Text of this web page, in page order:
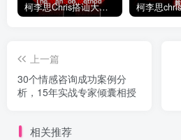
柯李思Chris搭讪大师“曼森方法”完整版下载
上一篇
30个情感咨询成功案例分
析，15年实战专家倾囊相授
相关推荐